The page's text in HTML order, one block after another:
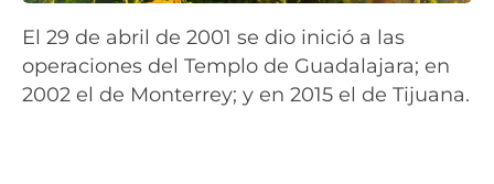
El 29 de abril de 2001 se dio inició a las
operaciones del Templo de Guadalajara; en
2002 el de Monterrey; y en 2015 el de Tijuana.